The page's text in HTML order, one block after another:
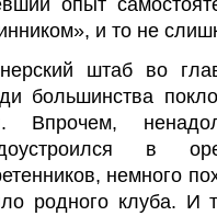
опыт
и то не
штаб во
большинства
Впрочем,
в
немного
родного клуба. И